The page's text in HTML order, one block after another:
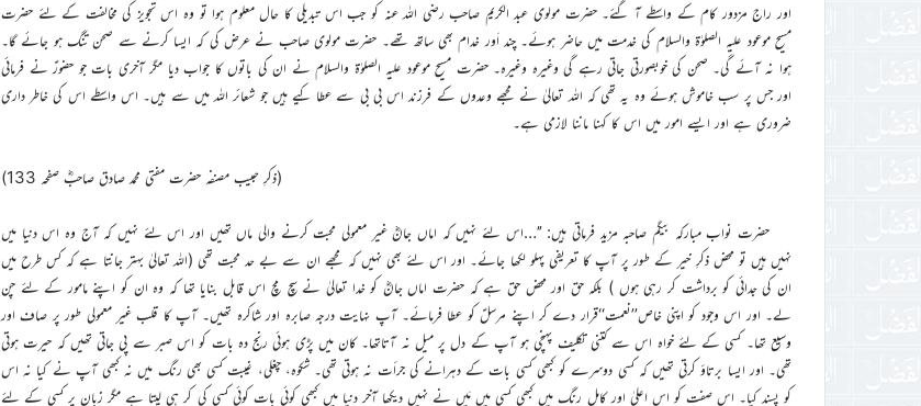
اور راج مزدور کام کے واسطے آ گئے۔ حضرت مولوی عبد الکریم صاحب رضی اللہ عنہ کو جب اس تبدیلی کا حال معلوم ہوا تو وہ اس تجویز کی مخالفت کے لئے حضرت
مسیح موعود علیہ الصلوٰۃ والسلام کی خدمت میں حاضر ہوئے۔ چند اَور خدام بھی ساتھ تھے۔ حضرت مولوی صاحب نے عرض کی کہ ایسا کرنے سے صحن تنگ ہو جائے گا۔
ہوا نہ آئے گی۔ صحن کی خوبصورتی جاتی رہے گی وغیرہ وغیرہ۔ حضرت مسیح موعود علیہ الصلوٰۃ والسلام نے ان کی باتوں کا جواب دیا مگر آخری بات جو حضورؑ نے فرمائی
اور جس پر سب خاموش ہوئے وہ یہ تھی کہ اللہ تعالیٰ نے مجھے وعدوں کے فرزند اس بی بی سے عطا کیے ہیں جو شعائر اللہ میں سے ہیں۔ اس واسطے اس کی خاطر داری
ضروری ہے اور ایسے امور میں اس کا کہنا ماننا لازمی ہے۔
(ذکرِ حبیب مصنفہ حضرت مفتی محمد صادق صاحبؓ صفحہ 133)
حضرت نواب مبارکہ بیگم صاحبہ مزید فرماتی ہیں: ’’…اس لئے نہیں کہ اماں جانؓ غیر معمولی محبت کرنے والی ماں تھیں اور اس لئے نہیں کہ آج وہ اس دنیا میں
نہیں ہیں تو محض ذکرِ خیر کے طور پر آپ کا تعریفی پہلو لکھا جائے۔ اور اس لئے بھی نہیں کہ مجھے ان سے بے حد محبت تھی (اللہ تعالیٰ بہتر جانتا ہے کہ کس طرح میں
ان کی جدائی کو برداشت کر رہی ہوں ) بلکہ حق اور محض حق ہے کہ حضرت اماں جانؓ کو خدا تعالیٰ نے سچ مچ اس قابل بنایا تھا کہ وہ ان کو اپنے مامور کے لئے چن
لے۔ اور اس وجود کو اپنی خاص’’نعمت‘‘قرار دے کر اپنے مرسلؑ کو عطا فرمائے۔ آپ نہایت درجہ صابرہ اور شاکرہ تھیں۔ آپ کا قلب غیر معمولی طور پر صاف اور
وسیع تھا۔ کسی کے لئے خواہ اس سے کتنی تکلیف پہنچی ہو آپ کے دل پر میل نہ آتاتھا۔ کان میں پڑی ہوئی رنج دہ بات کو اس صبر سے پی جاتی تھیں کہ حیرت ہوتی
تھی۔ اور ایسا برتاؤ کرتی تھیں کہ کسی دوسرے کو کبھی کسی بات کے دہرانے کی جرأت نہ ہوتی تھی۔ شکوہ، چغلی، غیبت کسی بھی رنگ میں نہ کبھی آپ نے کیا نہ اس
کو پسند کیا۔ اس صفت کو اس اعلیٰ اور کامل رنگ میں کبھی کسی میں مَیں نے نہیں دیکھا آخر دنیا میں کبھی کوئی بات کوئی کسی کی کر ہی لیتا ہے مگر زبان پر کسی کے لئے